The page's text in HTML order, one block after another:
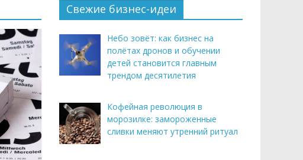
Свежие бизнес-идеи
Небо зовёт: как бизнес на
полётах дронов и обучении
детей становится главным
трендом десятилетия
Кофейная революция в
морозилке: замороженные
сливки меняют утренний ритуал